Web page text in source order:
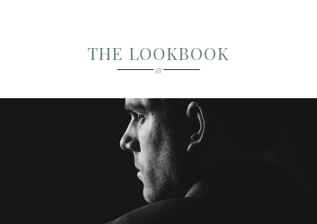
THE LOOKBOOK